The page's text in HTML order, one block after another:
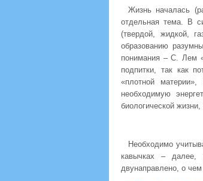
Жизнь началась
отдельная тема. В
(твердой, жидкой,
образованию
понимания – С. Лем
подпитки, так как
«плотной материи»,
необходимую
биологической
Необходимо
кавычках – далее,
двунаправлено, о